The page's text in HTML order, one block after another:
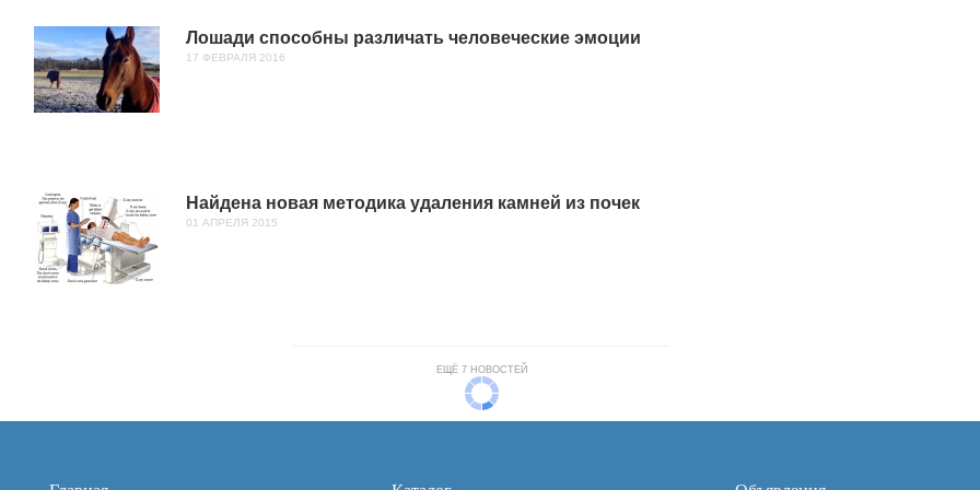
Лошади способны различать человеческие эмоции
17 ФЕВРАЛЯ 2016
Найдена новая методика удаления камней из почек
01 АПРЕЛЯ 2015
ЕЩЁ 7 НОВОСТЕЙ